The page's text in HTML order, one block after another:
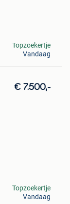
Topzoekertje
Vandaag
€ 7.500,-
Topzoekertje
Vandaag